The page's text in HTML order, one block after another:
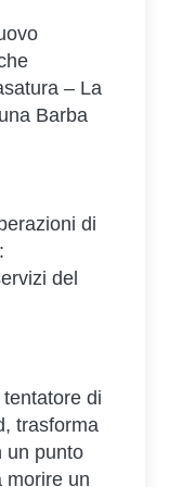
– La
Barba
di
del
di
trasforma
un punto
morire un